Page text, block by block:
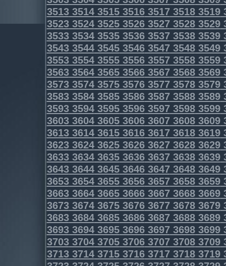
3513351435153516351735183519
3523352435253526352735283529
3533353435353536353735383539
3543354435453546354735483549
3553355435553556355735583559
3563356435653566356735683569
3573357435753576357735783579
3583358435853586358735883589
3593359435953596359735983599
3603360436053606360736083609
3613361436153616361736183619
3623362436253626362736283629
3633363436353636363736383639
3643364436453646364736483649
3653365436553656365736583659
3663366436653666366736683669
3673367436753676367736783679
3683368436853686368736883689
3693369436953696369736983699
3703370437053706370737083709
3713371437153716371737183719